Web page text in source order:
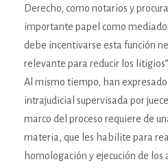
Derecho, como notarios y
importante papel como
debe incentivarse esta función
relevante para reducir los
Al mismo tiempo, han
intrajudicial supervisada por
marco del proceso requiere de
materia, que les habilite para
homologación y ejecución de los